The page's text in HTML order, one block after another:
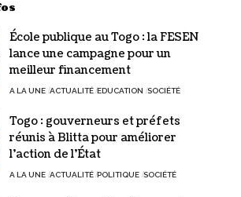
École publique au Togo : la FESEN
lance une campagne pour un
meilleur financement
A LA UNE ACTUALITÉ EDUCATION SOCIÉTÉ
Togo : gouverneurs et préfets
réunis à Blitta pour améliorer
l’action de l’État
A LA UNE ACTUALITÉ POLITIQUE SOCIÉTÉ